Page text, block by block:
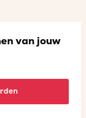
van jouw